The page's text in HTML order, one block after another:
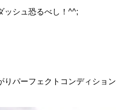
ッシュ恐るべし！^^;
パーフェクトコンディショ